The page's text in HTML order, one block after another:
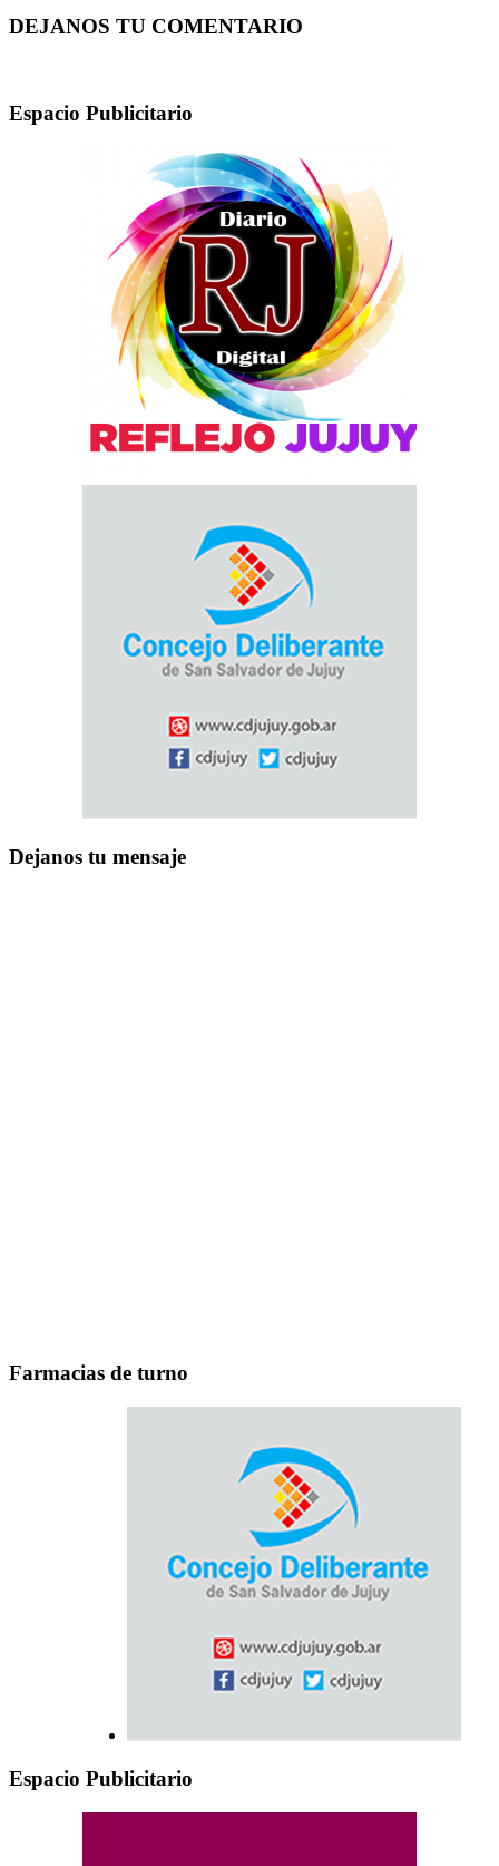
DEJANOS TU COMENTARIO
Espacio Publicitario
Dejanos tu mensaje
Farmacias de turno
Espacio Publicitario